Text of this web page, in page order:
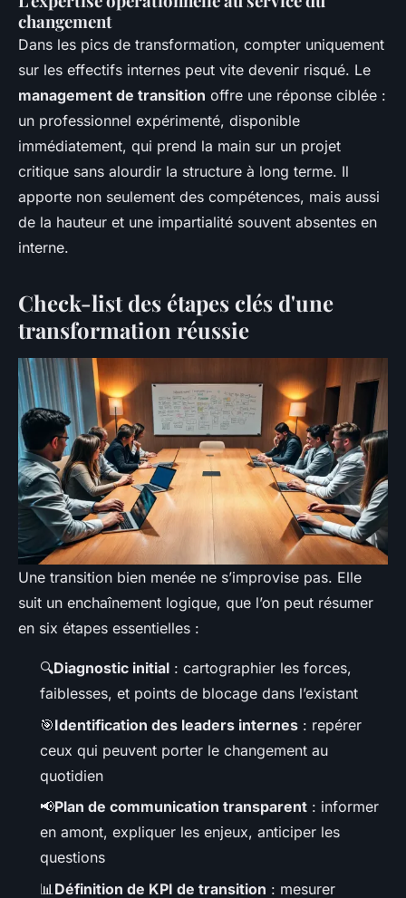
changement
Dans les pics de transformation, compter uniquement
sur les effectifs internes peut vite devenir risqué. Le
management de transition offre une réponse ciblée :
un professionnel expérimenté, disponible
immédiatement, qui prend la main sur un projet
critique sans alourdir la structure à long terme. Il
apporte non seulement des compétences, mais aussi
de la hauteur et une impartialité souvent absentes en
interne.
Check-list des étapes clés d'une
transformation réussie
Une transition bien menée ne s’improvise pas. Elle
suit un enchaînement logique, que l’on peut résumer
en six étapes essentielles :
🔍Diagnostic initial : cartographier les forces,
faiblesses, et points de blocage dans l’existant
🎯Identification des leaders internes : repérer
ceux qui peuvent porter le changement au
quotidien
📢Plan de communication transparent : informer
en amont, expliquer les enjeux, anticiper les
questions
📊 Définition de KPI de transition : mesurer